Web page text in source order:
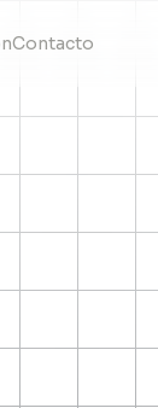
Contacto